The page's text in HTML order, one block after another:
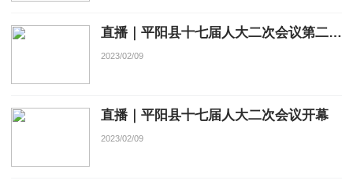
直播｜平阳县十七届人大二次会议第二次全体会议
2023/02/09
直播｜平阳县十七届人大二次会议开幕
2023/02/09